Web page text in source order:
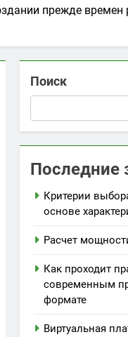
прежде времен
Поиск
Последние
Критерии
основе
Расчет
Как проходит
современным
формате
Виртуальная